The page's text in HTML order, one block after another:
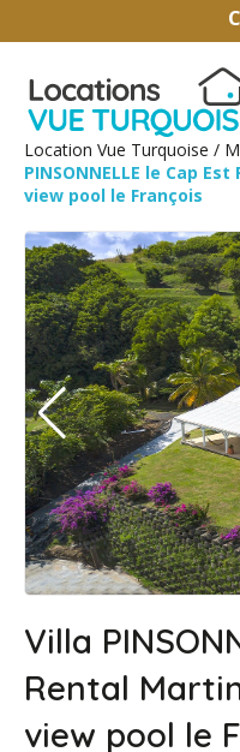
Location Vue Turquoise /
PINSONNELLE le Cap
view pool le François
Villa
Rental
view pool le